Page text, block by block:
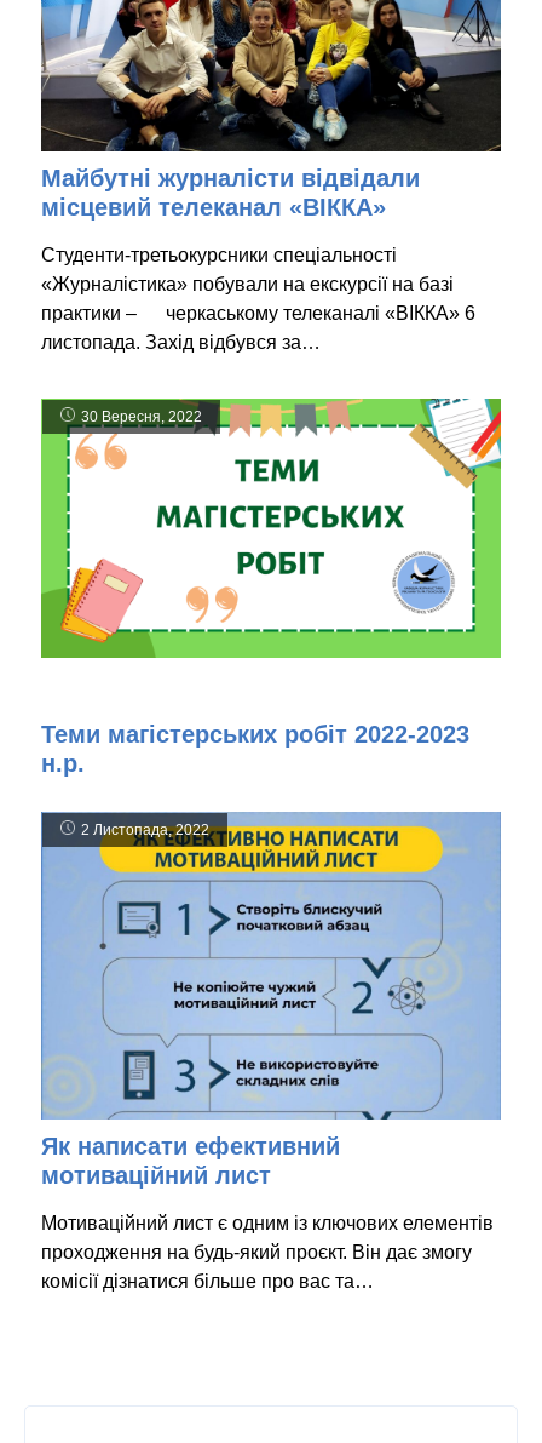
Майбутні журналісти відвідали
місцевий телеканал «ВІККА»
Студенти-третьокурсники спеціальності
«Журналістика» побували на екскурсії на базі
практики – черкаському телеканалі «ВІККА» 6
листопада. Захід відбувся за…
30 Вересня, 2022
Теми магістерських робіт 2022-2023
н.р.
2 Листопада, 2022
Як написати ефективний
мотиваційний лист
Мотиваційний лист є одним із ключових елементів
проходження на будь-який проєкт. Він дає змогу
комісії дізнатися більше про вас та…